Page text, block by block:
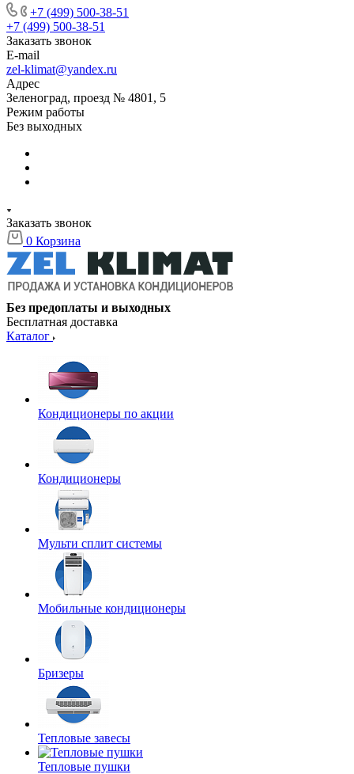
+7 (499) 500-38-51
+7 (499) 500-38-51
Заказать звонок
E-mail
zel-klimat@yandex.ru
Адрес
Зеленоград, проезд № 4801, 5
Режим работы
Без выходных
Заказать звонок
0 Корзина
Без предоплаты и выходных
Бесплатная доставка
Каталог
Кондиционеры по акции
Кондиционеры
Мульти сплит системы
Мобильные кондиционеры
Бризеры
Тепловые завесы
Тепловые пушки